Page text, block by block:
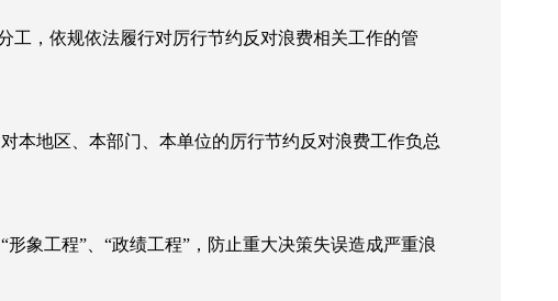
工，依规依法履行对厉行节约反对浪费相关工作的管
本地区、本部门、本单位的厉行节约反对浪费工作负总
“形象工程”、“政绩工程”，防止重大决策失误造成严重浪